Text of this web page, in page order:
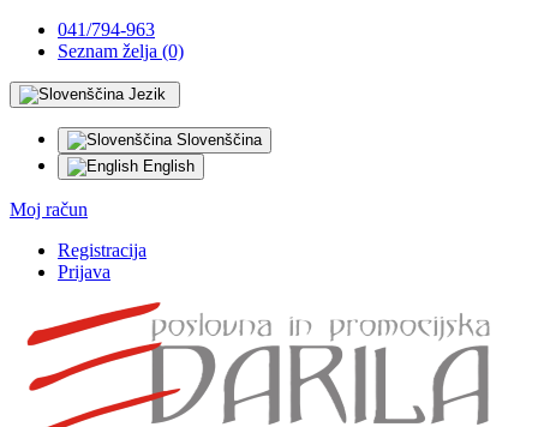
041/794-963
Seznam želja (0)
Jezik
Slovenščina
English
Moj račun
Registracija
Prijava